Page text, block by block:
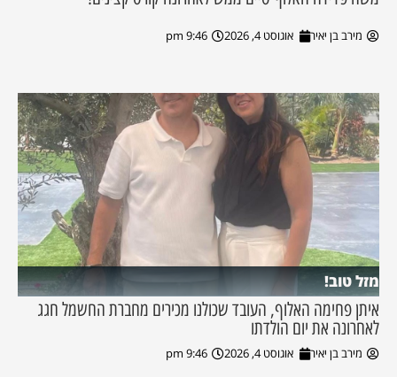
מירב בן יאיר אוגוסט 4, 2026 9:46 pm
מזל טוב!
איתן פחימה האלוף, העובד שכולנו מכירים מחברת החשמל חגג
לאחרונה את יום הולדתו
מירב בן יאיר אוגוסט 4, 2026 9:46 pm